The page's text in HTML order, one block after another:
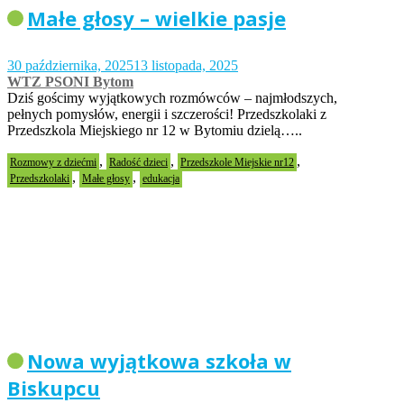
Małe głosy – wielkie pasje
30 października, 202513 listopada, 2025
WTZ PSONI Bytom
Dziś gościmy wyjątkowych rozmówców – najmłodszych,
pełnych pomysłów, energii i szczerości! Przedszkolaki z
Przedszkola Miejskiego nr 12 w Bytomiu dzielą…..
Rozmowy z dziećmi , Radość dzieci , Przedszkole Miejskie nr12 ,
Przedszkolaki , Małe głosy , edukacja
Nowa wyjątkowa szkoła w
Biskupcu